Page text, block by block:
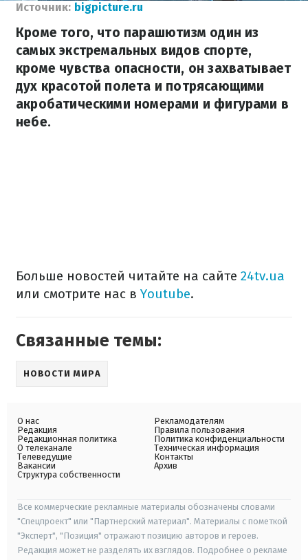
Источник: bigpicture.ru
Кроме того, что парашютизм один из
самых экстремальных видов спорте,
кроме чувства опасности, он захватывает
дух красотой полета и потрясающими
акробатическими номерами и фигурами в
небе.
Больше новостей читайте на сайте 24tv.ua
или смотрите нас в Youtube.
Связанные темы:
НОВОСТИ МИРА
О нас
Редакция
Редакционная политика
О телеканале
Телеведущие
Вакансии
Структура собственности
Рекламодателям
Правила пользования
Политика конфиденциальности
Техническая информация
Контакты
Архив
Все коммерческие рекламные материалы обозначены словами
"Спецпроект" или "Партнерский материал". Материалы с пометкой
"Эксперт", "Позиция" отражают позицию авторов и героев.
Редакция может не разделять их взглядов. Подробнее о рекламе